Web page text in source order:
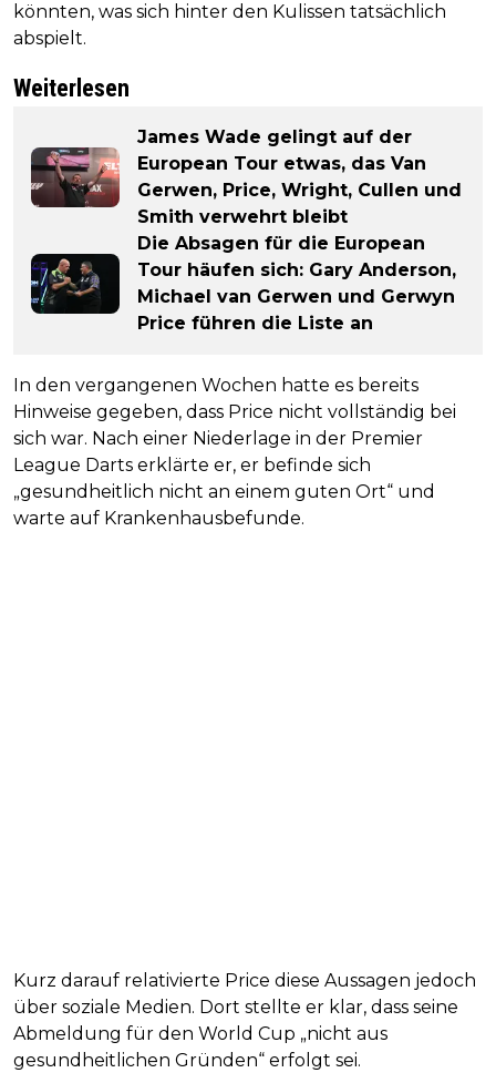
könnten, was sich hinter den Kulissen tatsächlich
abspielt.
Weiterlesen
James Wade gelingt auf der
European Tour etwas, das Van
Gerwen, Price, Wright, Cullen und
Smith verwehrt bleibt
Die Absagen für die European
Tour häufen sich: Gary Anderson,
Michael van Gerwen und Gerwyn
Price führen die Liste an
In den vergangenen Wochen hatte es bereits
Hinweise gegeben, dass Price nicht vollständig bei
sich war. Nach einer Niederlage in der Premier
League Darts erklärte er, er befinde sich
„gesundheitlich nicht an einem guten Ort“ und
warte auf Krankenhausbefunde.
Kurz darauf relativierte Price diese Aussagen jedoch
über soziale Medien. Dort stellte er klar, dass seine
Abmeldung für den World Cup „nicht aus
gesundheitlichen Gründen“ erfolgt sei.